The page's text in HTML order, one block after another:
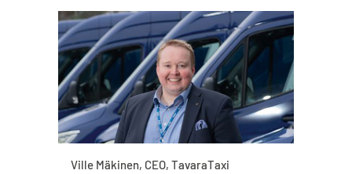
Ville Mäkinen, CEO, TavaraTaxi